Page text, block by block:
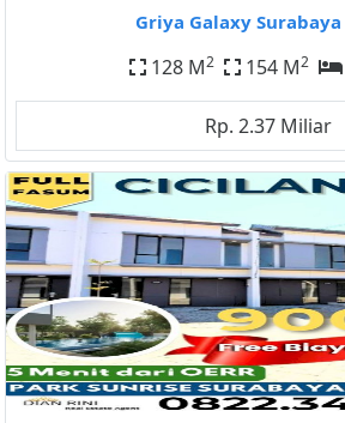
Griya Galaxy
128 M2 154 M2
Rp. 2.37 Miliar